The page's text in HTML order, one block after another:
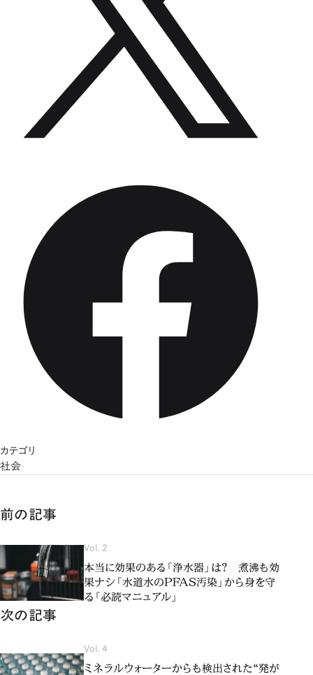
カテゴリ
社会
前の記事
Vol. 2
本当に効果のある「浄水器」は？ 煮沸も効
果ナシ「水道水のPFAS汚染」から身を守
る「必読マニュアル」
次の記事
Vol. 4
ミネラルウォーターからも検出された“発が